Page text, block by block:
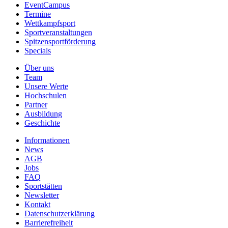
EventCampus
Termine
Wettkampfsport
Sportveranstaltungen
Spitzensportförderung
Specials
Über uns
Team
Unsere Werte
Hochschulen
Partner
Ausbildung
Geschichte
Informationen
News
AGB
Jobs
FAQ
Sportstätten
Newsletter
Kontakt
Datenschutzerklärung
Barrierefreiheit